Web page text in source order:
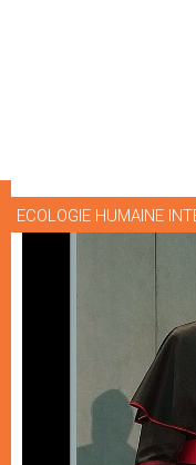
ECOLOGIE HUMAINE